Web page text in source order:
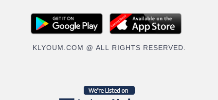
KLYOUM.COM @ ALL RIGHTS RESERVED.